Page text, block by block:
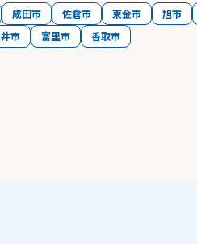
成田市 佐倉市 東金市 旭市
市 富里市 香取市